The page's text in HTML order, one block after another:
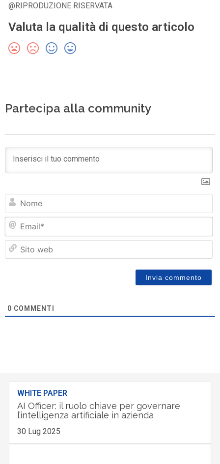
@RIPRODUZIONE RISERVATA
Valuta la qualità di questo articolo
Partecipa alla community
0 COMMENTI
WHITE PAPER
AI Officer: il ruolo chiave per governare
l’intelligenza artificiale in azienda
30 Lug 2025